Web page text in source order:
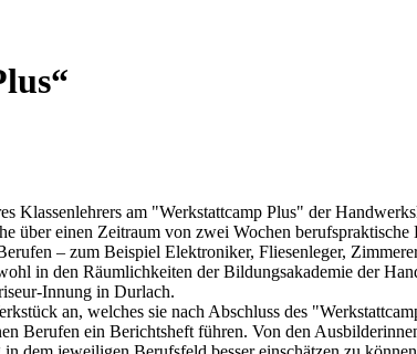
am "Werkstattcamp Plus" der
über einen Zeitraum von zwei Wochen
– zum Beispiel Elektroniker, Fliesenleger,
in den Räumlichkeiten der Bildungsakademie der
Innung in Durlach.
an, welches sie nach Abschluss des
Berufen ein Berichtsheft führen. Von den